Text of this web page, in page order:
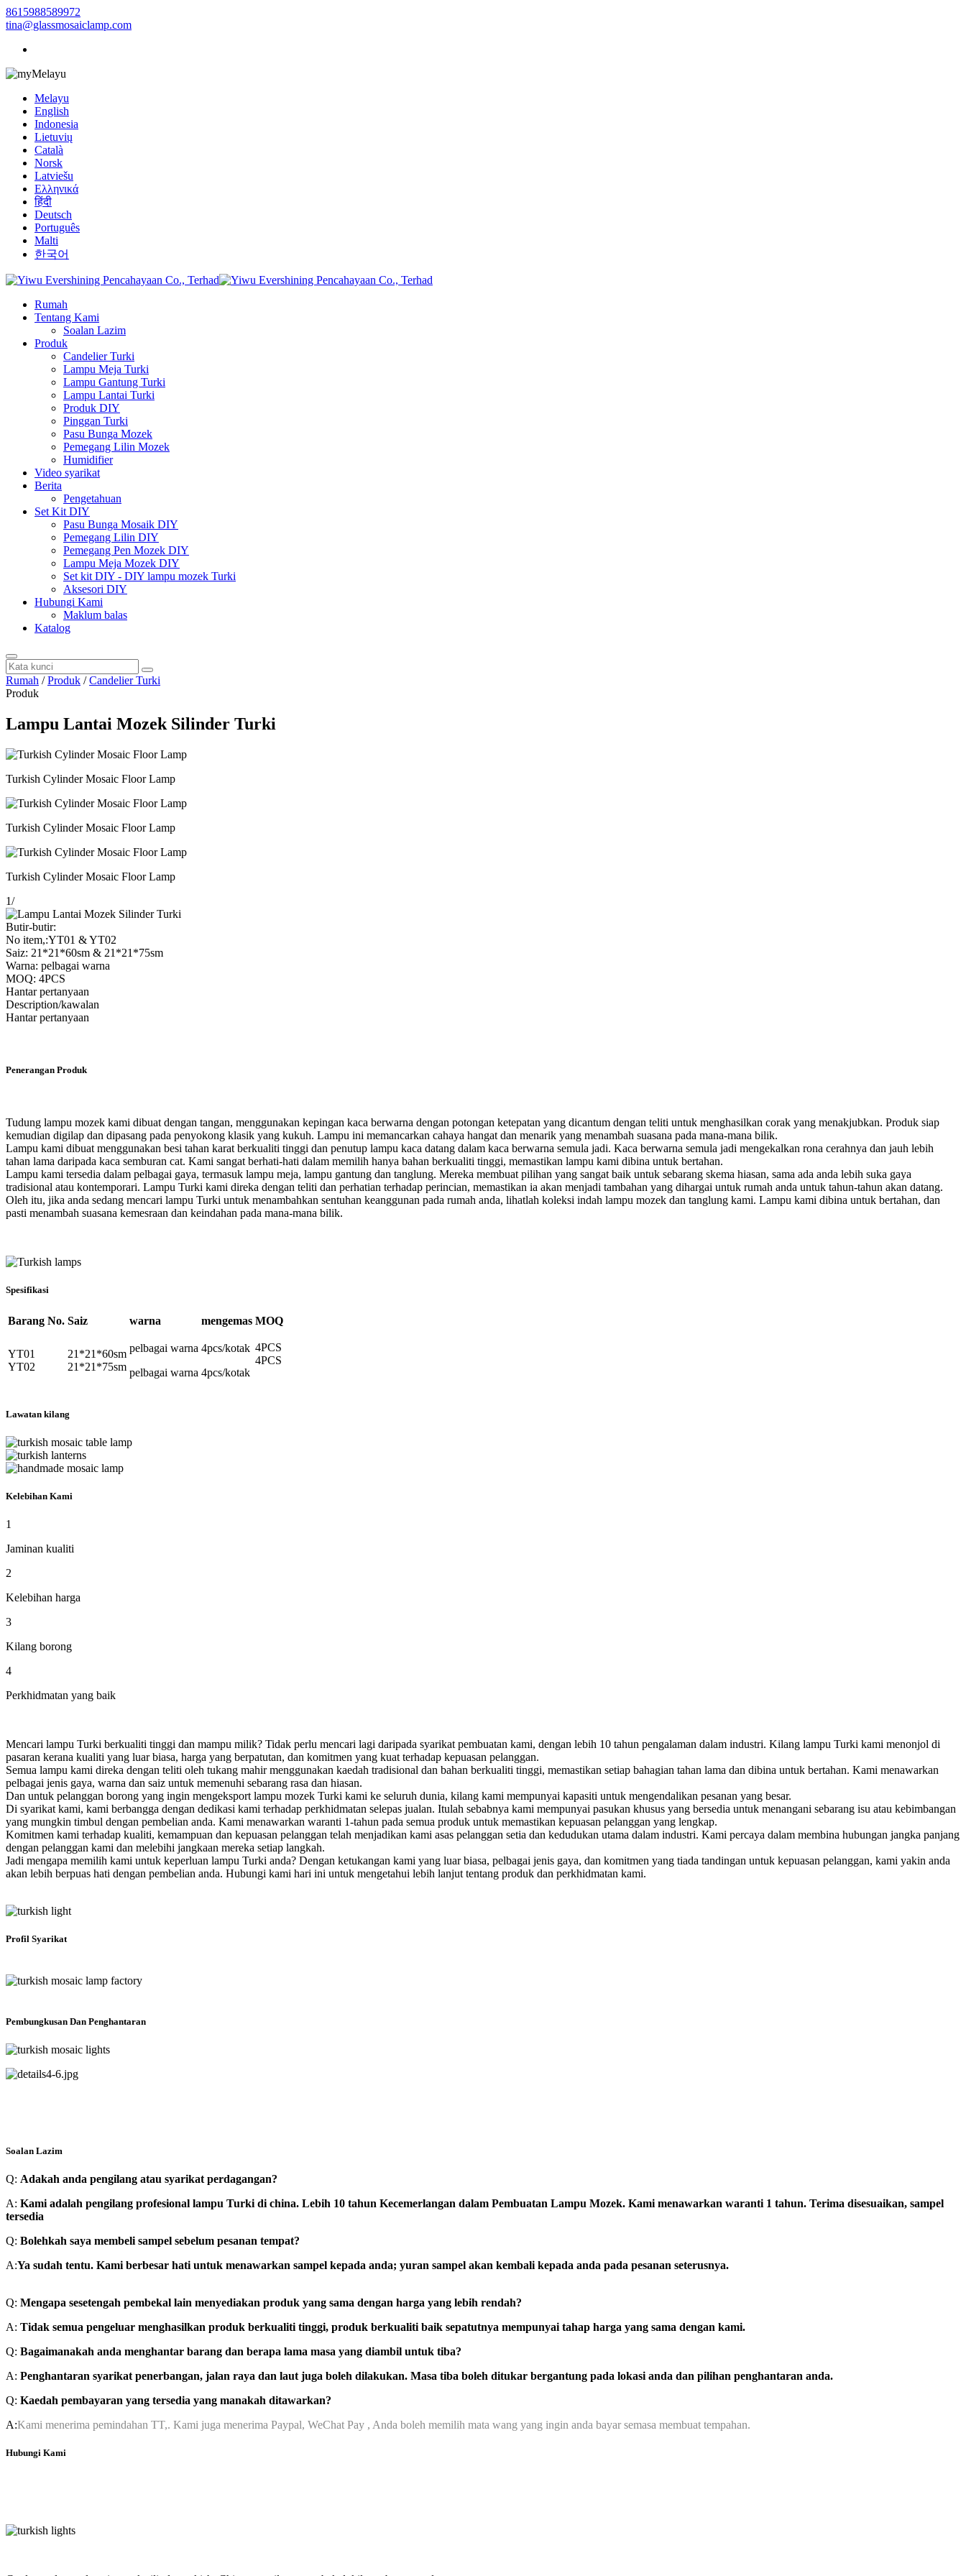
8615988589972
tina@glassmosaiclamp.com
Melayu
Melayu
English
Indonesia
Lietuvių
Català
Norsk
Latviešu
Ελληνικά
हिंदी
Deutsch
Português
Malti
한국어
Rumah
Tentang Kami
Soalan Lazim
Produk
Candelier Turki
Lampu Meja Turki
Lampu Gantung Turki
Lampu Lantai Turki
Produk DIY
Pinggan Turki
Pasu Bunga Mozek
Pemegang Lilin Mozek
Humidifier
Video syarikat
Berita
Pengetahuan
Set Kit DIY
Pasu Bunga Mosaik DIY
Pemegang Lilin DIY
Pemegang Pen Mozek DIY
Lampu Meja Mozek DIY
Set kit DIY - DIY lampu mozek Turki
Aksesori DIY
Hubungi Kami
Maklum balas
Katalog
Rumah /Produk /Candelier Turki
Produk
Lampu Lantai Mozek Silinder Turki
Turkish Cylinder Mosaic Floor Lamp
Turkish Cylinder Mosaic Floor Lamp
Turkish Cylinder Mosaic Floor Lamp
1/
Butir-butir:
No item,:YT01 & YT02
Saiz: 21*21*60sm & 21*21*75sm
Warna: pelbagai warna
MOQ: 4PCS
Hantar pertanyaan
Description/kawalan
Hantar pertanyaan
Penerangan Produk
Tudung lampu mozek kami dibuat dengan tangan, menggunakan kepingan kaca berwarna dengan potongan ketepatan yang dicantum dengan teliti untuk menghasilkan corak yang menakjubkan. Produk siap
kemudian digilap dan dipasang pada penyokong klasik yang kukuh. Lampu ini memancarkan cahaya hangat dan menarik yang menambah suasana pada mana-mana bilik.
Lampu kami dibuat menggunakan besi tahan karat berkualiti tinggi dan penutup lampu kaca datang dalam kaca berwarna semula jadi. Kaca berwarna semula jadi mengekalkan rona cerahnya dan jauh lebih
tahan lama daripada kaca semburan cat. Kami sangat berhati-hati dalam memilih hanya bahan berkualiti tinggi, memastikan lampu kami dibina untuk bertahan.
Lampu kami tersedia dalam pelbagai gaya, termasuk lampu meja, lampu gantung dan tanglung. Mereka membuat pilihan yang sangat baik untuk sebarang skema hiasan, sama ada anda lebih suka gaya
tradisional atau kontemporari. Lampu Turki kami direka dengan teliti dan perhatian terhadap perincian, memastikan ia akan menjadi tambahan yang dihargai untuk rumah anda untuk tahun-tahun akan datang.
Oleh itu, jika anda sedang mencari lampu Turki untuk menambahkan sentuhan keanggunan pada rumah anda, lihatlah koleksi indah lampu mozek dan tanglung kami. Lampu kami dibina untuk bertahan, dan
pasti menambah suasana kemesraan dan keindahan pada mana-mana bilik.
Spesifikasi
Barang No. Saiz warna mengemas MOQ
YT01
YT02
21*21*60sm
21*21*75sm
pelbagai warna
pelbagai warna
4pcs/kotak
4pcs/kotak
4PCS
4PCS
Lawatan kilang
Kelebihan Kami
1
Jaminan kualiti
2
Kelebihan harga
3
Kilang borong
4
Perkhidmatan yang baik
Mencari lampu Turki berkualiti tinggi dan mampu milik? Tidak perlu mencari lagi daripada syarikat pembuatan kami, dengan lebih 10 tahun pengalaman dalam industri. Kilang lampu Turki kami menonjol di
pasaran kerana kualiti yang luar biasa, harga yang berpatutan, dan komitmen yang kuat terhadap kepuasan pelanggan.
Semua lampu kami direka dengan teliti oleh tukang mahir menggunakan kaedah tradisional dan bahan berkualiti tinggi, memastikan setiap bahagian tahan lama dan dibina untuk bertahan. Kami menawarkan
pelbagai jenis gaya, warna dan saiz untuk memenuhi sebarang rasa dan hiasan.
Dan untuk pelanggan borong yang ingin mengeksport lampu mozek Turki kami ke seluruh dunia, kilang kami mempunyai kapasiti untuk mengendalikan pesanan yang besar.
Di syarikat kami, kami berbangga dengan dedikasi kami terhadap perkhidmatan selepas jualan. Itulah sebabnya kami mempunyai pasukan khusus yang bersedia untuk menangani sebarang isu atau kebimbangan
yang mungkin timbul dengan pembelian anda. Kami menawarkan waranti 1-tahun pada semua produk untuk memastikan kepuasan pelanggan yang lengkap.
Komitmen kami terhadap kualiti, kemampuan dan kepuasan pelanggan telah menjadikan kami asas pelanggan setia dan kedudukan utama dalam industri. Kami percaya dalam membina hubungan jangka panjang
dengan pelanggan kami dan melebihi jangkaan mereka setiap langkah.
Jadi mengapa memilih kami untuk keperluan lampu Turki anda? Dengan ketukangan kami yang luar biasa, pelbagai jenis gaya, dan komitmen yang tiada tandingan untuk kepuasan pelanggan, kami yakin anda
akan lebih berpuas hati dengan pembelian anda. Hubungi kami hari ini untuk mengetahui lebih lanjut tentang produk dan perkhidmatan kami.
Profil Syarikat
Pembungkusan Dan Penghantaran
Soalan Lazim
Q: Adakah anda pengilang atau syarikat perdagangan?
A: Kami adalah pengilang profesional lampu Turki di china. Lebih 10 tahun Kecemerlangan dalam Pembuatan Lampu Mozek. Kami menawarkan waranti 1 tahun. Terima disesuaikan, sampel
tersedia
Q: Bolehkah saya membeli sampel sebelum pesanan tempat?
A:Ya sudah tentu. Kami berbesar hati untuk menawarkan sampel kepada anda; yuran sampel akan kembali kepada anda pada pesanan seterusnya.
Q: Mengapa sesetengah pembekal lain menyediakan produk yang sama dengan harga yang lebih rendah?
A: Tidak semua pengeluar menghasilkan produk berkualiti tinggi, produk berkualiti baik sepatutnya mempunyai tahap harga yang sama dengan kami.
Q: Bagaimanakah anda menghantar barang dan berapa lama masa yang diambil untuk tiba?
A: Penghantaran syarikat penerbangan, jalan raya dan laut juga boleh dilakukan. Masa tiba boleh ditukar bergantung pada lokasi anda dan pilihan penghantaran anda.
Q: Kaedah pembayaran yang tersedia yang manakah ditawarkan?
A:Kami menerima pemindahan TT,. Kami juga menerima Paypal, WeChat Pay , Anda boleh memilih mata wang yang ingin anda bayar semasa membuat tempahan.
Hubungi Kami